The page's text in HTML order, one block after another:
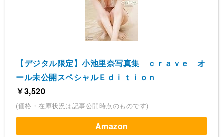
【デジタル限定】小池里奈写真集 ｃｒａｖｅ オ
ール未公開スペシャルＥｄｉｔｉｏｎ
￥3,520
(価格・在庫状況は記事公開時点のものです)
Amazon